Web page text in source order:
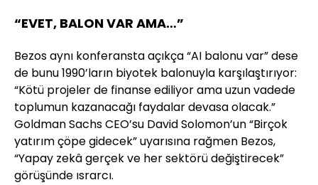
“EVET, BALON VAR AMA…”
Bezos aynı konferansta açıkça “AI balonu var” dese
de bunu 1990’ların biyotek balonuyla karşılaştırıyor:
“Kötü projeler de finanse ediliyor ama uzun vadede
toplumun kazanacağı faydalar devasa olacak.”
Goldman Sachs CEO’su David Solomon’un “Birçok
yatırım çöpe gidecek” uyarısına rağmen Bezos,
“Yapay zekâ gerçek ve her sektörü değiştirecek”
görüşünde ısrarcı.